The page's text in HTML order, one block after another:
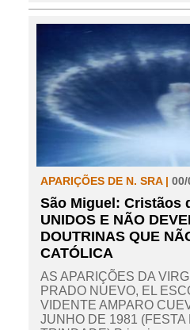
APARIÇÕES DE N. SRA | 00/
São Miguel: Cristãos
UNIDOS E NÃO
DOUTRINAS QUE
CATÓLICA
AS APARIÇÕES DA
PRADO NUEVO, EL
VIDENTE AMPARO
JUNHO DE 1981 (FESTA